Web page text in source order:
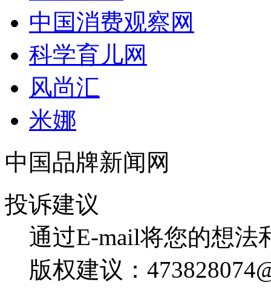
中国消费观察网
科学育儿网
风尚汇
米娜
中国品牌新闻网
投诉建议
通过E-mail将您的想法
版权建议：